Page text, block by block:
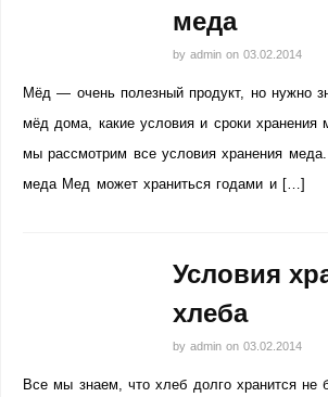
меда
by admin on 03.02.2014
Мёд — очень полезный продукт, но нужно
мёд дома, какие условия и сроки хранения
мы рассмотрим все условия хранения
меда Мед может храниться годами и […]
Условия
хлеба
by admin on 03.02.2014
Все мы знаем, что хлеб долго хранится не